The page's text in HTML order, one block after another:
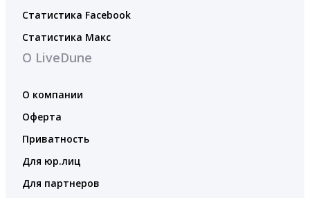
Статистика Facebook
Статистика Макс
О LiveDune
О компании
Оферта
Приватность
Для юр.лиц
Для партнеров